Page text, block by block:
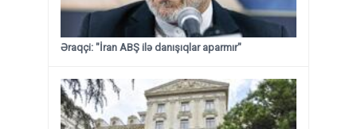
Əraqçi: "İran ABŞ ilə danışıqlar aparmır"